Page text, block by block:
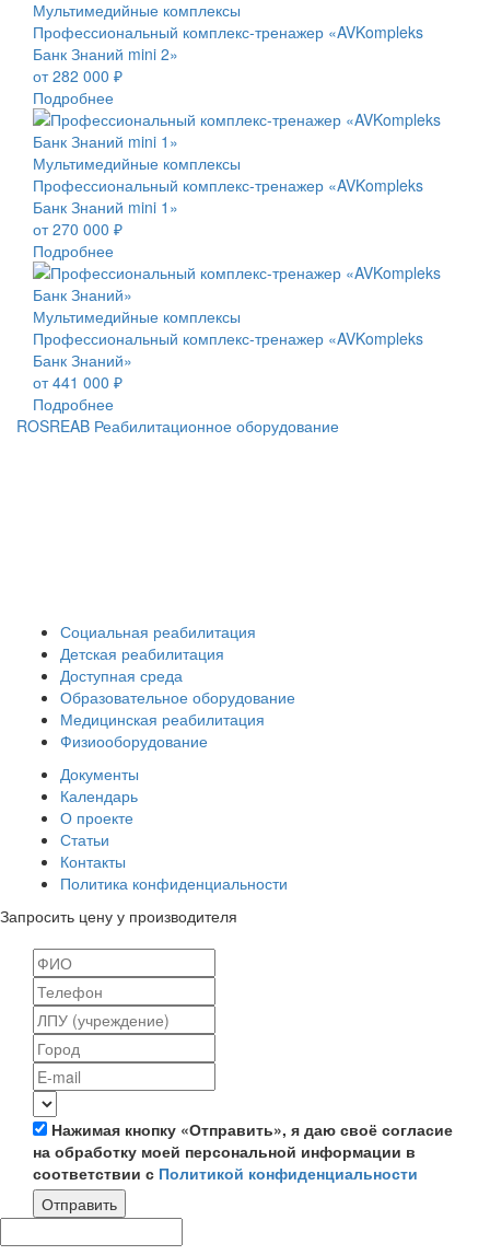
Мультимедийные комплексы
Профессиональный комплекс-тренажер «AVKompleks
Банк Знаний mini 2»
от 282 000 ₽
Подробнее
Мультимедийные комплексы
Профессиональный комплекс-тренажер «AVKompleks
Банк Знаний mini 1»
от 270 000 ₽
Подробнее
Мультимедийные комплексы
Профессиональный комплекс-тренажер «AVKompleks
Банк Знаний»
от 441 000 ₽
Подробнее
ROSREAB Реабилитационное оборудование
Социальная реабилитация
Детская реабилитация
Доступная среда
Образовательное оборудование
Медицинская реабилитация
Физиооборудование
Документы
Календарь
О проекте
Статьи
Контакты
Политика конфиденциальности
Запросить цену у производителя
Нажимая кнопку «Отправить», я даю своё согласие
на обработку моей персональной информации в
соответствии с Политикой конфиденциальности
Отправить